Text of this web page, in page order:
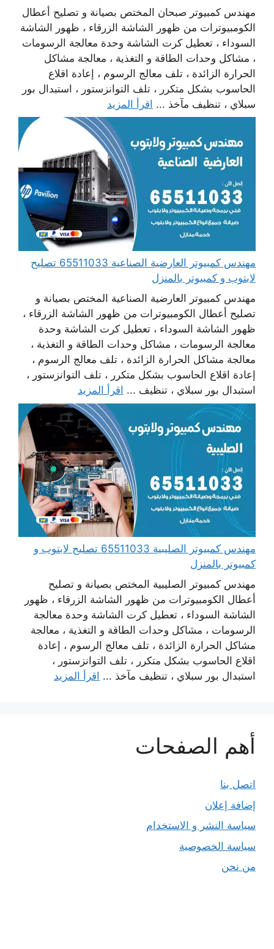
مهندس كمبيوتر صبحان المختص بصيانة و تصليح أعطال
الكومبيوترات من ظهور الشاشة الزرقاء ، ظهور الشاشة
السوداء ، تعطيل كرت الشاشة وحدة معالجة الرسومات
، مشاكل وحدات الطاقة و التغذية ، معالجة مشاكل
الحرارة الزائدة ، تلف معالج الرسوم ، إعادة اقلاع
الحاسوب بشكل متكرر ، تلف التوانزستور ، استبدال بور
سبلاي ، تنظيف مآخذ ... اقرأ المزيد
مهندس كمبيوتر العارضية الصناعية 65511033 تصليح
لابتوب و كمبيوتر بالمنزل
مهندس كمبيوتر العارضية الصناعية المختص بصيانة و
تصليح أعطال الكومبيوترات من ظهور الشاشة الزرقاء ،
ظهور الشاشة السوداء ، تعطيل كرت الشاشة وحدة
معالجة الرسومات ، مشاكل وحدات الطاقة و التغذية ،
معالجة مشاكل الحرارة الزائدة ، تلف معالج الرسوم ،
إعادة اقلاع الحاسوب بشكل متكرر ، تلف التوانزستور ،
استبدال بور سبلاي ، تنظيف ... اقرأ المزيد
مهندس كمبيوتر الصليبية 65511033 تصليح لابتوب و
كمبيوتر بالمنزل
مهندس كمبيوتر الصليبية المختص بصيانة و تصليح
أعطال الكومبيوترات من ظهور الشاشة الزرقاء ، ظهور
الشاشة السوداء ، تعطيل كرت الشاشة وحدة معالجة
الرسومات ، مشاكل وحدات الطاقة و التغذية ، معالجة
مشاكل الحرارة الزائدة ، تلف معالج الرسوم ، إعادة
اقلاع الحاسوب بشكل متكرر ، تلف التوانزستور ،
استبدال بور سبلاي ، تنظيف مآخذ ... اقرأ المزيد
أهم الصفحات
اتصل بنا
إضافة إعلان
سياسة النشر و الاستخدام
سياسة الخصوصية
من نحن